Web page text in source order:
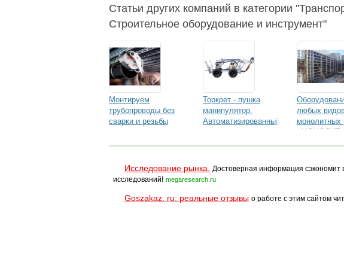
Статьи других компаний в категории
Строительное оборудование и инструмент"
Монтируем
трубопроводы без
сварки и резьбы
Торкрет - пушка
манипулятор.
Автоматизированный
любых
монолитных
«МОНОЛИТ
Исследование рынка.
Достоверная информация
исследований! megaresearch.ru
Goszakaz. ru: реальные отзывы о работе с этим сайтом